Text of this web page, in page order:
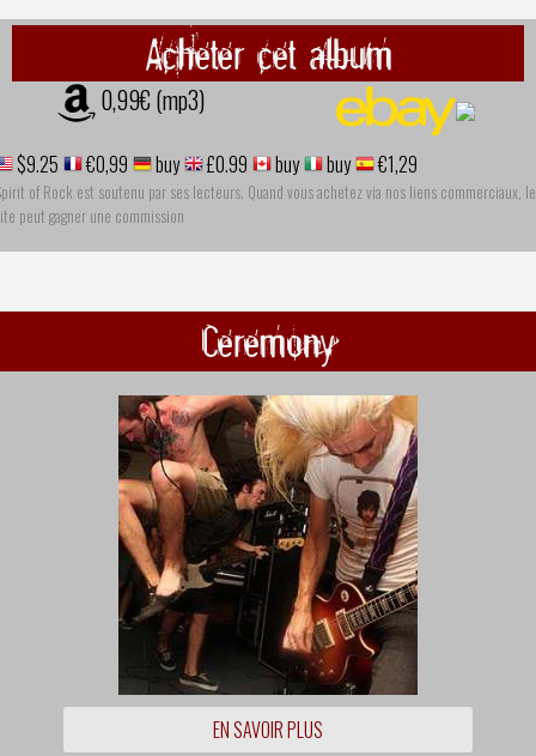
Acheter cet album
0,99€ (mp3)
$9.25 €0,99 buy £0.99 buy buy €1,29
of Rock est soutenu par ses lecteurs. Quand vous achetez via nos liens commerciaux, le
peut gagner une commission
Ceremony
EN SAVOIR PLUS